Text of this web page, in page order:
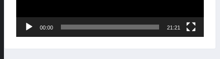
00:00 21:21